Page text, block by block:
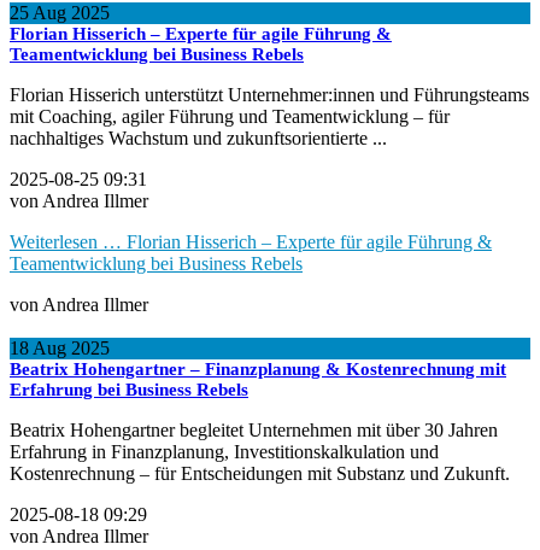
25 Aug 2025
Florian Hisserich – Experte für agile Führung &
Teamentwicklung bei Business Rebels
Florian Hisserich unterstützt Unternehmer:innen und Führungsteams
mit Coaching, agiler Führung und Teamentwicklung – für
nachhaltiges Wachstum und zukunftsorientierte ...
2025-08-25 09:31
von Andrea Illmer
Weiterlesen … Florian Hisserich – Experte für agile Führung &
Teamentwicklung bei Business Rebels
von Andrea Illmer
18 Aug 2025
Beatrix Hohengartner – Finanzplanung & Kostenrechnung mit
Erfahrung bei Business Rebels
Beatrix Hohengartner begleitet Unternehmen mit über 30 Jahren
Erfahrung in Finanzplanung, Investitionskalkulation und
Kostenrechnung – für Entscheidungen mit Substanz und Zukunft.
2025-08-18 09:29
von Andrea Illmer